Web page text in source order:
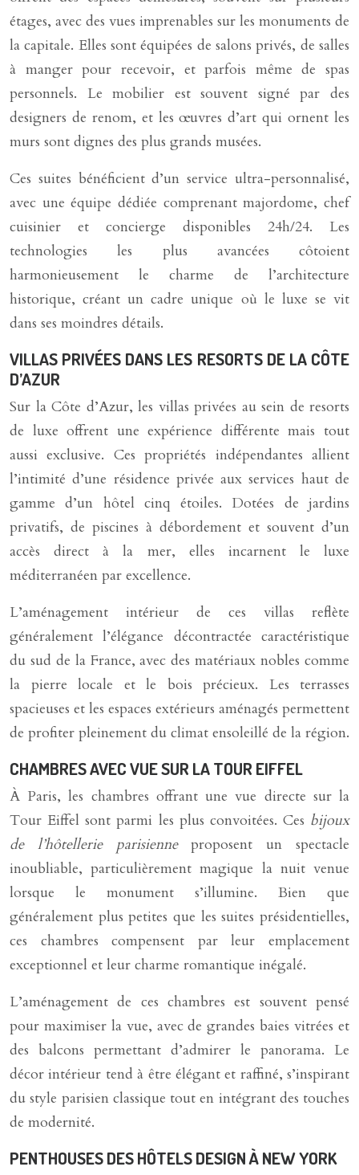
étages, avec des vues imprenables sur les monuments de
la capitale. Elles sont équipées de salons privés, de salles
à manger pour recevoir, et parfois même de spas
personnels. Le mobilier est souvent signé par des
designers de renom, et les œuvres d’art qui ornent les
murs sont dignes des plus grands musées.
Ces suites bénéficient d’un service ultra-personnalisé,
avec une équipe dédiée comprenant majordome, chef
cuisinier et concierge disponibles 24h/24. Les
technologies les plus avancées côtoient
harmonieusement le charme de l’architecture
historique, créant un cadre unique où le luxe se vit
dans ses moindres détails.
VILLAS PRIVÉES DANS LES RESORTS DE LA CÔTE
D’AZUR
Sur la Côte d’Azur, les villas privées au sein de resorts
de luxe offrent une expérience différente mais tout
aussi exclusive. Ces propriétés indépendantes allient
l’intimité d’une résidence privée aux services haut de
gamme d’un hôtel cinq étoiles. Dotées de jardins
privatifs, de piscines à débordement et souvent d’un
accès direct à la mer, elles incarnent le luxe
méditerranéen par excellence.
L’aménagement intérieur de ces villas reflète
généralement l’élégance décontractée caractéristique
du sud de la France, avec des matériaux nobles comme
la pierre locale et le bois précieux. Les terrasses
spacieuses et les espaces extérieurs aménagés permettent
de profiter pleinement du climat ensoleillé de la région.
CHAMBRES AVEC VUE SUR LA TOUR EIFFEL
À Paris, les chambres offrant une vue directe sur la
Tour Eiffel sont parmi les plus convoitées. Ces bijoux
de l’hôtellerie parisienneproposent un spectacle
inoubliable, particulièrement magique la nuit venue
lorsque le monument s’illumine. Bien que
généralement plus petites que les suites présidentielles,
ces chambres compensent par leur emplacement
exceptionnel et leur charme romantique inégalé.
L’aménagement de ces chambres est souvent pensé
pour maximiser la vue, avec de grandes baies vitrées et
des balcons permettant d’admirer le panorama. Le
décor intérieur tend à être élégant et raffiné, s’inspirant
du style parisien classique tout en intégrant des touches
de modernité.
PENTHOUSES DES HÔTELS DESIGN À NEW YORK